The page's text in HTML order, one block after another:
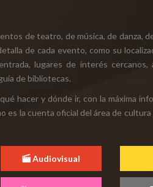
de teatro, de música, de danza,
de cada evento, como su
lugares de interés cercanos,
de bibliotecas.
hacer y dónde ir, con la máxima
es la cuenta oficial del área de
Audiovisual